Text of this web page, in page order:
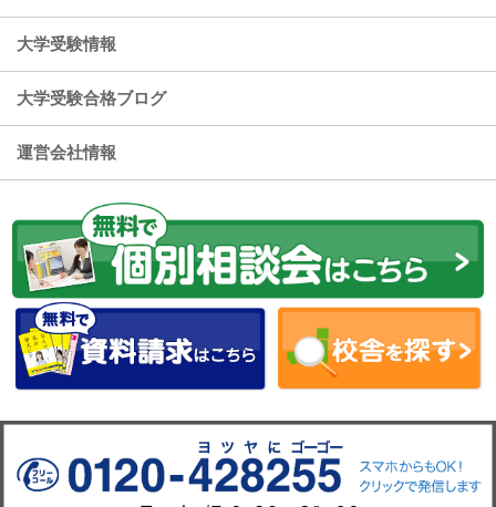
大学受験情報
大学受験合格ブログ
運営会社情報